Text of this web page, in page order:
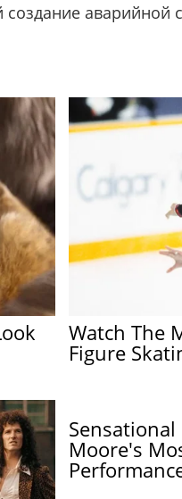
создание аварийной
Watch The
Figure
Sensational
Moore's